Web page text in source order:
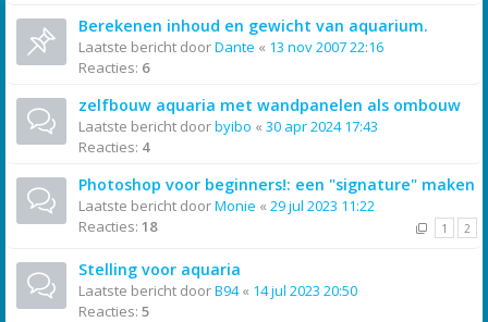
Berekenen inhoud en gewicht van aquarium.
Laatste bericht doorDante « 13 nov 2007 22:16
Reacties: 6
zelfbouw aquaria met wandpanelen als ombouw
Laatste bericht doorbyibo « 30 apr 2024 17:43
Reacties: 4
Photoshop voor beginners!: een "signature" maken
Laatste bericht doorMonie « 29 jul 2023 11:22
Reacties: 18 1 2
Stelling voor aquaria
Laatste bericht doorB94« 14 jul 2023 20:50
Reacties: 5